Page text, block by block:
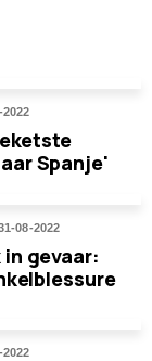
Spanje'
08-2022
gevaar: